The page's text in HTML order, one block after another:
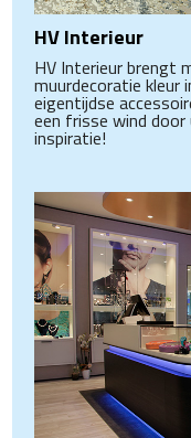
HV Interieur
HV Interieur brengt
muurdecoratie kleur
eigentijdse
een frisse wind
inspiratie!